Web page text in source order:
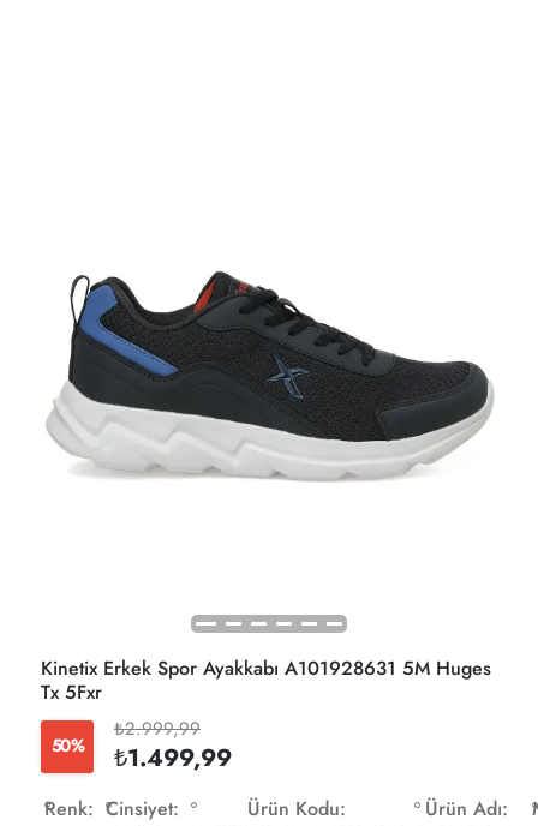
Kinetix Erkek Spor Ayakkabı A101928631 5M Huges
Tx 5Fxr
50%
₺2.999,99
₺1.499,99
Renk: Cinsiyet:
Ürün Kodu:
Ürün Adı: